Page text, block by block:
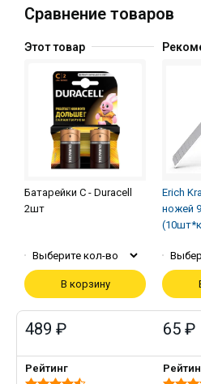
Сравнение товаров
Этот товар
Батарейки C - Duracell
2шт
Выберите кол-во
В корзину
Erich
ножей
489 ₽ 65 ₽
Рейтинг